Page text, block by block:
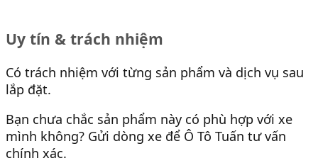
Uy tín & trách nhiệm
Có trách nhiệm với từng sản phẩm và dịch vụ sau
lắp đặt.
Bạn chưa chắc sản phẩm này có phù hợp với xe
mình không? Gửi dòng xe để Ô Tô Tuấn tư vấn
chính xác.